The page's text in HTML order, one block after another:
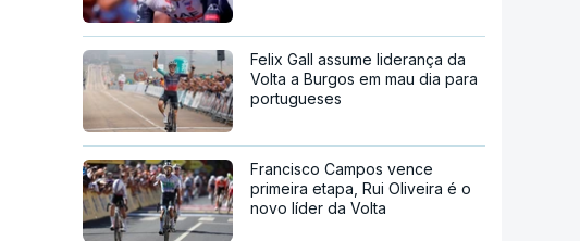
Felix Gall assume liderança da
Volta a Burgos em mau dia para
portugueses
Francisco Campos vence
primeira etapa, Rui Oliveira é o
novo líder da Volta